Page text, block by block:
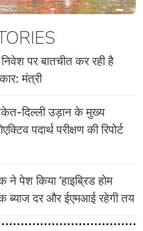
पर बातचीत कर रही है
मंत्री
दिल्ली उड़ान के मुख्य
पदार्थ परीक्षण की रिपोर्ट
ने पेश किया ‘हाइब्रिड होम
ब्याज दर और ईएमआई रहेगी तय